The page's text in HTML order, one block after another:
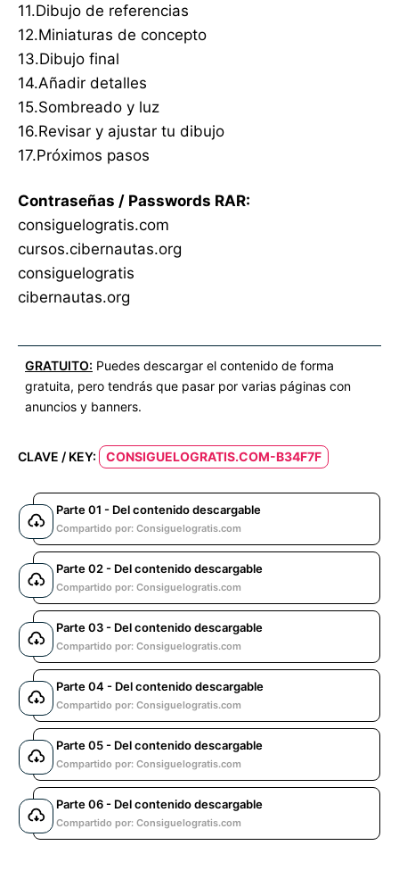
11.Dibujo de referencias
12.Miniaturas de concepto
13.Dibujo final
14.Añadir detalles
15.Sombreado y luz
16.Revisar y ajustar tu dibujo
17.Próximos pasos
Contraseñas / Passwords RAR:
consiguelogratis.com
cursos.cibernautas.org
consiguelogratis
cibernautas.org
GRATUITO: Puedes descargar el contenido de forma
gratuita, pero tendrás que pasar por varias páginas con
anuncios y banners.
CLAVE / KEY: CONSIGUELOGRATIS.COM-B34F7F
Parte 01 - Del contenido descargable
Compartido por: Consiguelogratis.com
Parte 02 - Del contenido descargable
Compartido por: Consiguelogratis.com
Parte 03 - Del contenido descargable
Compartido por: Consiguelogratis.com
Parte 04 - Del contenido descargable
Compartido por: Consiguelogratis.com
Parte 05 - Del contenido descargable
Compartido por: Consiguelogratis.com
Parte 06 - Del contenido descargable
Compartido por: Consiguelogratis.com